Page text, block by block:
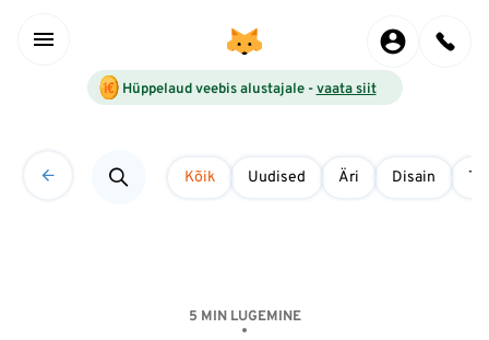
Hüppelaud veebis alustajale -vaata siit
Kõik Uudised Äri Disain
5 MIN LUGEMINE